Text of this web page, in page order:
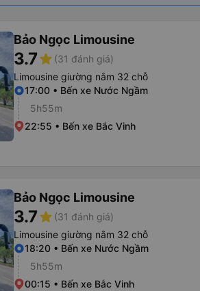
Bảo Ngọc Limousine
3.7star (31 đánh giá)
Limousine giường nằm 32 chỗ
17:00 • Bến xe Nước Ngầm
5h55m
22:55 • Bến xe Bắc Vinh
Bảo Ngọc Limousine
3.7star (31 đánh giá)
Limousine giường nằm 32 chỗ
18:20 • Bến xe Nước Ngầm
5h55m
00:15 • Bến xe Bắc Vinh